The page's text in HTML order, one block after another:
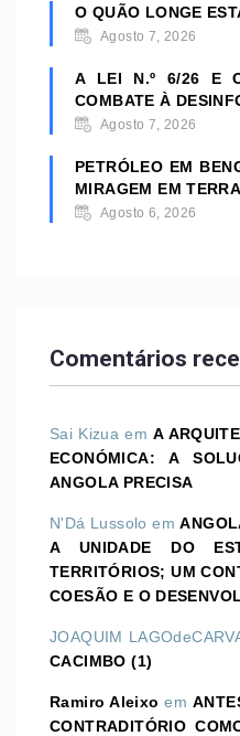
O QUÃO LONGE
Agosto 7, 2026
A LEI N.º 6/26 E
COMBATE À
Agosto 7, 2026
PETRÓLEO EM
MIRAGEM EM TERRA
Agosto 6, 2026
Comentários
Sai Kizua emA
ECONÓMICA: A
ANGOLA PRECISA
N'Dá Lussolo em
A UNIDADE DO
TERRITÓRIOS; UM
COESÃO E O
JOAQUIM
CACIMBO (1)
Ramiro Aleixo em
CONTRADITÓRIO